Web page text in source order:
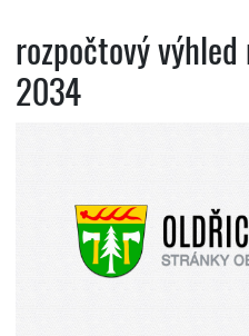
rozpočtový
2034